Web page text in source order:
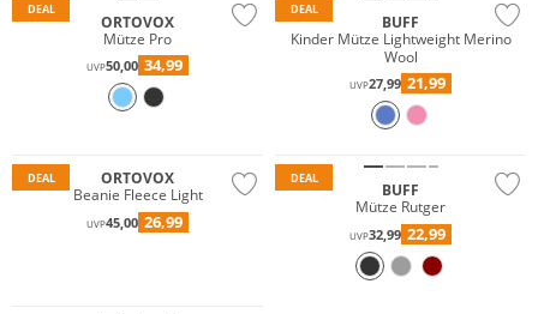
DEAL
ORTOVOX
Mütze Pro
UVP50,00 34,99
DEAL
BUFF
Kinder Mütze Lightweight Merino
Wool
UVP27,99 21,99
DEAL
ORTOVOX
Beanie Fleece Light
UVP45,00 26,99
DEAL
BUFF
Mütze Rutger
UVP32,99 22,99